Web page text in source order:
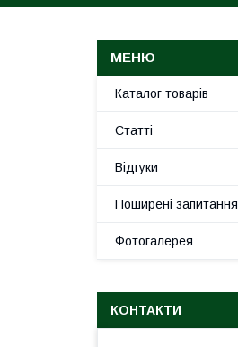
Каталог товарів
Статті
Відгуки
Поширені запитання
Фотогалерея
КОНТАКТИ